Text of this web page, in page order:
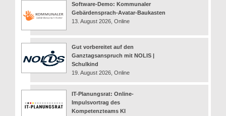
Software-Demo: Kommunaler
Gebärdensprach-Avatar-Baukasten
13. August 2026, Online
Gut vorbereitet auf den
Ganztagsanspruch mit NOLIS |
Schulkind
19. August 2026, Online
IT-Planungsrat: Online-
Impulsvortrag des
Kompetenzteams KI